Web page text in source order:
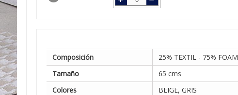
Composición
25% TEXTIL - 75% FOAM
Tamaño
65 cms
Colores
BEIGE, GRIS